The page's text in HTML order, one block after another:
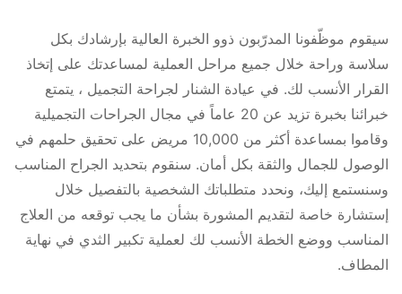
سيقوم موظّفونا المدرّبون ذوو الخبرة العالية بإرشادك بكل
سلاسة وراحة خلال جميع مراحل العملية لمساعدتك على إتخاذ
القرار الأنسب لك. في عيادة الشنار لجراحة التجميل ، يتمتع
خبرائنا بخبرة تزيد عن 20 عاماً في مجال الجراحات التجميلية
وقاموا بمساعدة أكثر من 10,000 مريض على تحقيق حلمهم في
الوصول للجمال والثقة بكل أمان. سنقوم بتحديد الجراح المناسب
وسنستمع إليك، ونحدد متطلباتك الشخصية بالتفصيل خلال
إستشارة خاصة لتقديم المشورة بشأن ما يجب توقعه من العلاج
المناسب ووضع الخطة الأنسب لك لعملية تكبير الثدي في نهاية
المطاف.